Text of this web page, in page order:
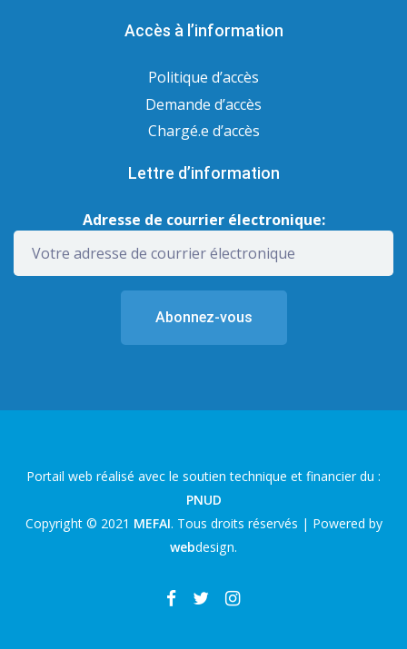
Accès à l’information
Politique d’accès
Demande d’accès
Chargé.e d’accès
Lettre d’information
Adresse de courrier électronique:
Portail web réalisé avec le soutien technique et financier du :
PNUD
Copyright © 2021 MEFAI. Tous droits réservés | Powered by
webdesign.